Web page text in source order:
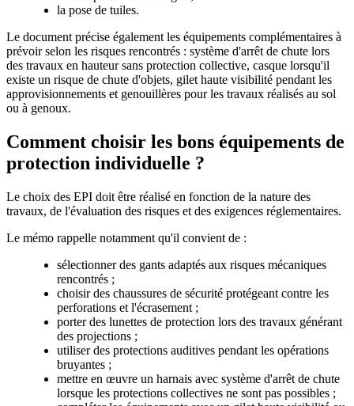
la pose de tuiles.
Le document précise également les équipements complémentaires à
prévoir selon les risques rencontrés : système d'arrêt de chute lors
des travaux en hauteur sans protection collective, casque lorsqu'il
existe un risque de chute d'objets, gilet haute visibilité pendant les
approvisionnements et genouillères pour les travaux réalisés au sol
ou à genoux.
Comment choisir les bons équipements de
protection individuelle ?
Le choix des EPI doit être réalisé en fonction de la nature des
travaux, de l'évaluation des risques et des exigences réglementaires.
Le mémo rappelle notamment qu'il convient de :
sélectionner des gants adaptés aux risques mécaniques
rencontrés ;
choisir des chaussures de sécurité protégeant contre les
perforations et l'écrasement ;
porter des lunettes de protection lors des travaux générant
des projections ;
utiliser des protections auditives pendant les opérations
bruyantes ;
mettre en œuvre un harnais avec système d'arrêt de chute
lorsque les protections collectives ne sont pas possibles ;